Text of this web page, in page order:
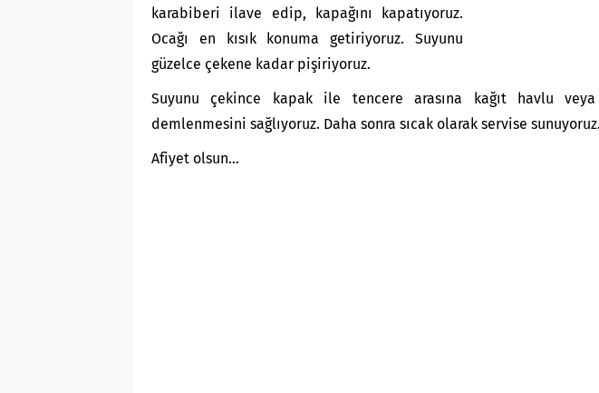
karabiberi ilave edip, kapağını kapatıyoruz.
Ocağı en kısık konuma getiriyoruz. Suyunu
güzelce çekene kadar pişiriyoruz.
Suyunu çekince kapak ile tencere arasına kağıt havlu
demlenmesini sağlıyoruz. Daha sonra sıcak olarak servise sunuyoruz.
Afiyet olsun…